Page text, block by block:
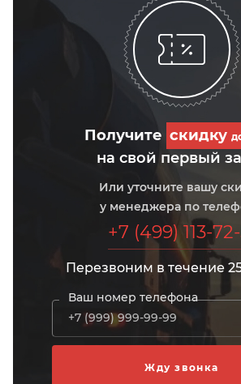
Получите скидку
на свой первый
Или уточните вашу
у менеджера по
+7 (499) 113-72-
Перезвоним в течение
Ваш номер телефона